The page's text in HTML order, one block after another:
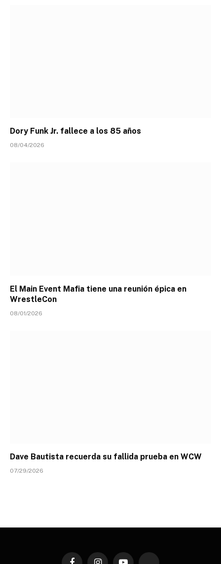
Dory Funk Jr. fallece a los 85 años
08/04/2026
El Main Event Mafia tiene una reunión épica en
WrestleCon
08/01/2026
Dave Bautista recuerda su fallida prueba en WCW
07/29/2026